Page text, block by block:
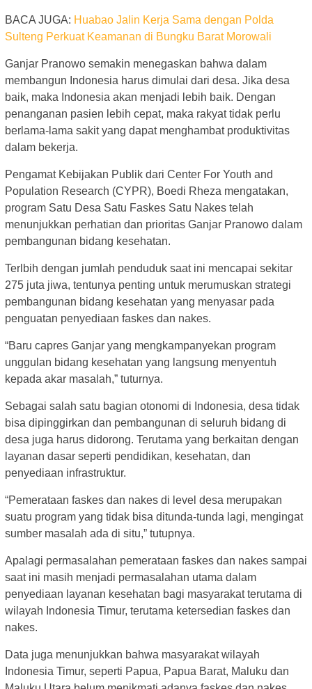
BACA JUGA: Huabao Jalin Kerja Sama dengan Polda
Sulteng Perkuat Keamanan di Bungku Barat Morowali
Ganjar Pranowo semakin menegaskan bahwa dalam
membangun Indonesia harus dimulai dari desa. Jika desa
baik, maka Indonesia akan menjadi lebih baik. Dengan
penanganan pasien lebih cepat, maka rakyat tidak perlu
berlama-lama sakit yang dapat menghambat produktivitas
dalam bekerja.
Pengamat Kebijakan Publik dari Center For Youth and
Population Research (CYPR), Boedi Rheza mengatakan,
program Satu Desa Satu Faskes Satu Nakes telah
menunjukkan perhatian dan prioritas Ganjar Pranowo dalam
pembangunan bidang kesehatan.
Terlbih dengan jumlah penduduk saat ini mencapai sekitar
275 juta jiwa, tentunya penting untuk merumuskan strategi
pembangunan bidang kesehatan yang menyasar pada
penguatan penyediaan faskes dan nakes.
“Baru capres Ganjar yang mengkampanyekan program
unggulan bidang kesehatan yang langsung menyentuh
kepada akar masalah,” tuturnya.
Sebagai salah satu bagian otonomi di Indonesia, desa tidak
bisa dipinggirkan dan pembangunan di seluruh bidang di
desa juga harus didorong. Terutama yang berkaitan dengan
layanan dasar seperti pendidikan, kesehatan, dan
penyediaan infrastruktur.
“Pemerataan faskes dan nakes di level desa merupakan
suatu program yang tidak bisa ditunda-tunda lagi, mengingat
sumber masalah ada di situ,” tutupnya.
Apalagi permasalahan pemerataan faskes dan nakes sampai
saat ini masih menjadi permasalahan utama dalam
penyediaan layanan kesehatan bagi masyarakat terutama di
wilayah Indonesia Timur, terutama ketersedian faskes dan
nakes.
Data juga menunjukkan bahwa masyarakat wilayah
Indonesia Timur, seperti Papua, Papua Barat, Maluku dan